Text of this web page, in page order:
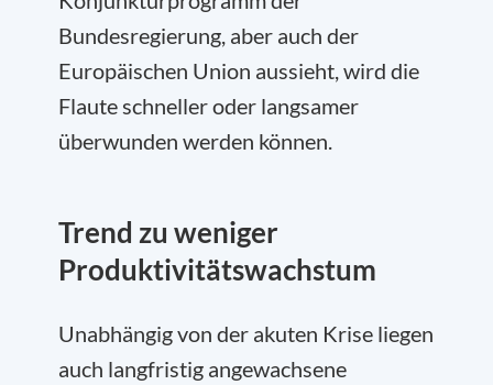
Bundesregierung, aber auch der
Europäischen Union aussieht, wird die
Flaute schneller oder langsamer
überwunden werden können.
Trend zu weniger
Produktivitätswachstum
Unabhängig von der akuten Krise liegen
auch langfristig angewachsene